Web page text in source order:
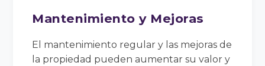
Mantenimiento y Mejoras
El mantenimiento regular y las mejoras de
la propiedad pueden aumentar su valor y